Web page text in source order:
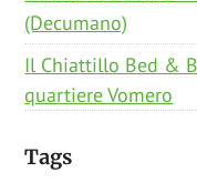
(Decumano)
Il Chiattillo Bed &
quartiere Vomero
Tags